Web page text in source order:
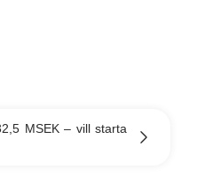
MSEK – vill starta